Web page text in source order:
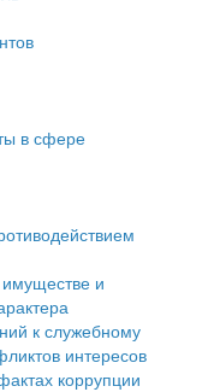
в сфере
и
к служебному
интересов
коррупции